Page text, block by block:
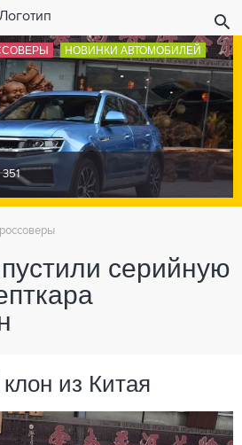
НОВИНКИ АВТОМОБИЛЕЙ
351
серийную
из Китая